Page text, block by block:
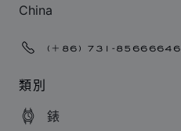
China
(+86) 731-85666646
類別
錶